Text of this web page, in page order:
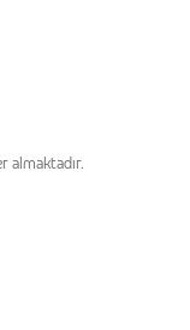
almaktadır.